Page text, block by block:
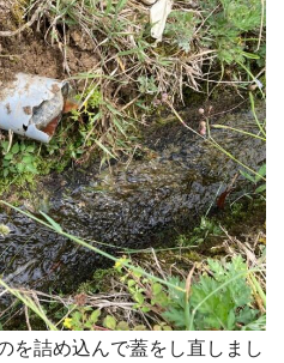
を詰め込んで蓋をし直しまし